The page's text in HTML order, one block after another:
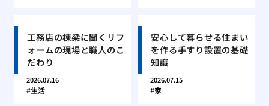
工務店の棟梁に聞くリフ
ォームの現場と職人のこ
だわり
2026.07.16
生活
安心して暮らせる住まい
を作る手すり設置の基礎
知識
2026.07.15
家